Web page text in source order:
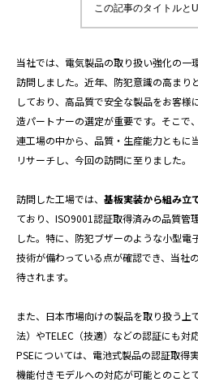
この記事のタイトルと
当社では、電気製品の取り扱い強化の一
訪問しました。近年、防犯意識の高まり
しており、高品質で安全な製品をお客
造パートナーの選定が重要です。そこで
連工場の中から、品質・生産能力ともに
リサーチし、今回の訪問に至りました。
訪問した工場では、 基板実装から組み立
ており、ISO9001認証取得済みの品質管
した。特に、防犯ブザーのような小型
技術が備わっている点が確認でき、当社
待されます。
また、日本市場向けの製品を取り扱う上
法）やTELEC（技適）などの認証にも対
PSEについては、電池式製品の認証取得
機能付きモデルへの対応が可能とのこと